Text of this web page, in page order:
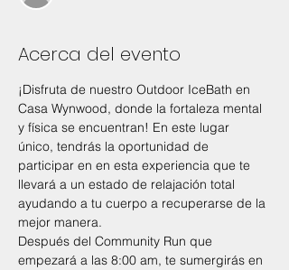
Acerca del evento
¡Disfruta de nuestro Outdoor IceBath en
Casa Wynwood, donde la fortaleza mental
y física se encuentran! En este lugar
único, tendrás la oportunidad de
participar en en esta experiencia que te
llevará a un estado de relajación total
ayudando a tu cuerpo a recuperarse de la
mejor manera.
Después del Community Run que
empezará a las 8:00 am, te sumergirás en